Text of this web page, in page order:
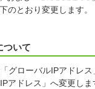
のとおり変更します。
ついて
グローバルIPアドレ
アドレス」へ変更しま